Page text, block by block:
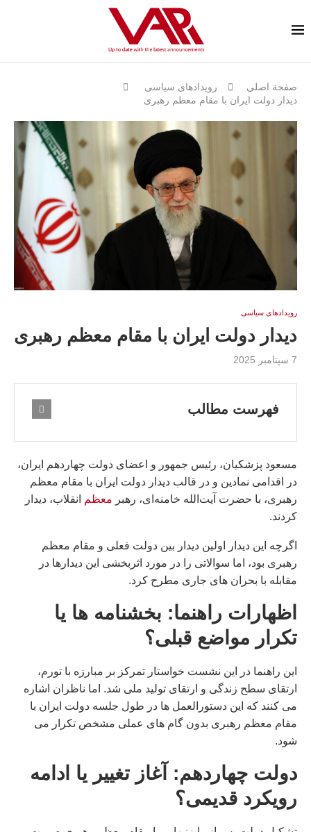
صفحة اصلي
رویدادهای سیاسی
دیدار دولت ایران با مقام معظم رهبری
رویدادهای سیاسی
دیدار دولت ایران با مقام معظم رهبری
7 سپتامبر 2025
فهرست مطالب
مسعود پزشکیان، رئیس جمهور و اعضای دولت چهاردهم ایران،
در اقدامی نمادین و در قالب دیدار دولت ایران با مقام معظم
رهبری، با حضرت آیت‌الله خامنه‌ای، رهبر معظم
انقلاب، دیدار
کردند.
اگرچه این دیدار اولین دیدار بین دولت فعلی و مقام معظم
رهبری بود، اما سوالاتی را در مورد اثربخشی این دیدارها در
مقابله با بحران های جاری مطرح کرد.
اظهارات راهنما: بخشنامه ها یا
تکرار مواضع قبلی؟
این راهنما در این نشست خواستار تمرکز بر مبارزه با تورم،
ارتقای سطح زندگی و ارتقای تولید ملی شد. اما ناظران اشاره
می کنند که این دستورالعمل ها در طول جلسه دولت ایران با
مقام معظم رهبری بدون گام های عملی مشخص تکرار می
شود.
دولت چهاردهم: آغاز تغییر یا ادامه
رویکرد قدیمی؟